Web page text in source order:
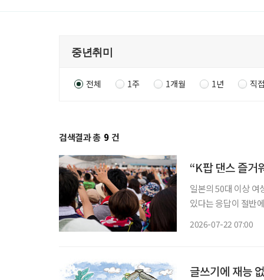
전체 1주 1개월 1년 직
검색결과 총 9 건
“K팝 댄스 즐거
일본의 50대 이상 여
있다는 응답이 절반
2026-07-22 07:00
글쓰기에 재능